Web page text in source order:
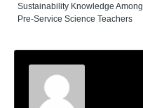
Sustainability Knowledge Among
Pre-Service Science Teachers